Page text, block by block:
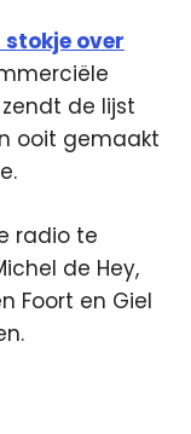
stokje over
de lijst
ooit gemaakt
radio te
de Hey,
Foort en Giel